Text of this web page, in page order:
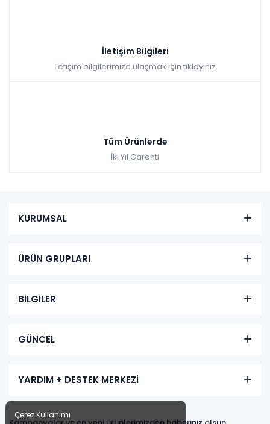
İletişim Bilgileri
İletişim bilgilerimize ulaşmak için tıklayınız
Tüm Ürünlerde
İki Yıl Garanti
KURUMSAL
ÜRÜN GRUPLARI
BİLGİLER
GÜNCEL
YARDIM + DESTEK MERKEZİ
Çerez Kullanımı